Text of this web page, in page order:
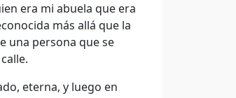
era mi abuela que era
más allá que la
una persona que se
eterna, y luego en